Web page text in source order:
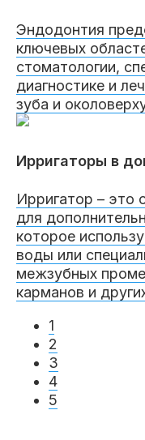
Эндодонтия
ключевых
стоматологии,
диагностике и
зуба и
Ирригаторы в
Ирригатор – это
для
которое
воды или
межзубных
карманов и
1
2
3
4
5